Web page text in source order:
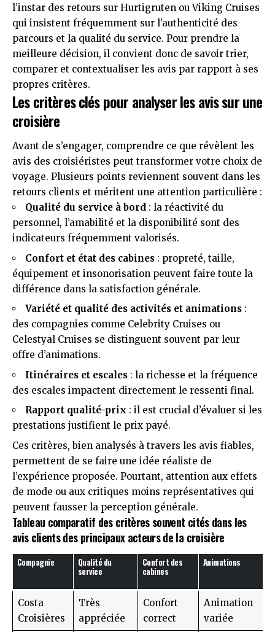
l’instar des retours sur Hurtigruten ou Viking Cruises
qui insistent fréquemment sur l’authenticité des
parcours et la qualité du service. Pour prendre la
meilleure décision, il convient donc de savoir trier,
comparer et contextualiser les avis par rapport à ses
propres critères.
Les critères clés pour analyser les avis sur une
croisière
Avant de s’engager, comprendre ce que révèlent les
avis des croisiéristes peut transformer votre choix de
voyage. Plusieurs points reviennent souvent dans les
retours clients et méritent une attention particulière :
Qualité du service à bord : la réactivité du
personnel, l’amabilité et la disponibilité sont des
indicateurs fréquemment valorisés.
Confort et état des cabines : propreté, taille,
équipement et insonorisation peuvent faire toute la
différence dans la satisfaction générale.
Variété et qualité des activités et animations :
des compagnies comme Celebrity Cruises ou
Celestyal Cruises se distinguent souvent par leur
offre d’animations.
Itinéraires et escales : la richesse et la fréquence
des escales impactent directement le ressenti final.
Rapport qualité-prix : il est crucial d’évaluer si les
prestations justifient le prix payé.
Ces critères, bien analysés à travers les avis fiables,
permettent de se faire une idée réaliste de
l’expérience proposée. Pourtant, attention aux effets
de mode ou aux critiques moins représentatives qui
peuvent fausser la perception générale.
Tableau comparatif des critères souvent cités dans les
avis clients des principaux acteurs de la croisière
Compagnie Qualité du
service
Confort des
cabines
Animations
Costa
Croisières
Très
appréciée
Confort
correct
Animation
variée